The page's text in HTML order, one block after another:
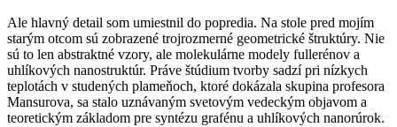
Ale hlavný detail som umiestnil do popredia. Na stole pred mojím
starým otcom sú zobrazené trojrozmerné geometrické štruktúry. Nie
sú to len abstraktné vzory, ale molekulárne modely fullerénov a
uhlíkových nanostruktúr. Práve štúdium tvorby sadzí pri nízkych
teplotách v studených plameňoch, ktoré dokázala skupina profesora
Mansurova, sa stalo uznávaným svetovým vedeckým objavom a
teoretickým základom pre syntézu grafénu a uhlíkových nanorúrok.